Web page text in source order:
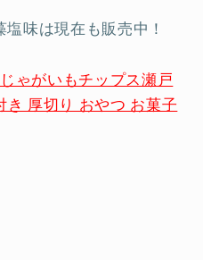
味は現在も販売中！
ゃがいもチップス瀬戸
き 厚切り おやつ お菓子